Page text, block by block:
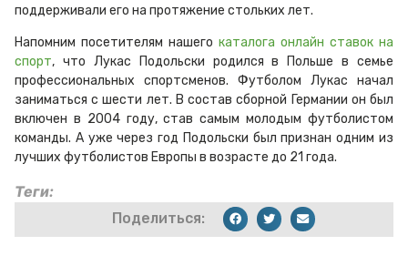
поддерживали его на протяжение стольких лет.
Напомним посетителям нашего каталога онлайн ставок на
спорт, что Лукас Подольски родился в Польше в семье
профессиональных спортсменов. Футболом Лукас начал
заниматься с шести лет. В состав сборной Германии он был
включен в 2004 году, став самым молодым футболистом
команды. А уже через год Подольски был признан одним из
лучших футболистов Европы в возрасте до 21 года.
Теги:
Поделиться: